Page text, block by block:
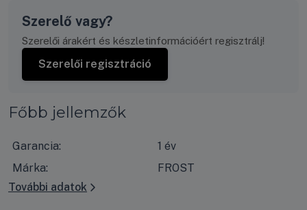
Szerelő vagy?
Szerelői árakért és készletinformációért regisztrálj!
Szerelői regisztráció
Főbb jellemzők
Garancia:
1 év
Márka:
FROST
További adatok